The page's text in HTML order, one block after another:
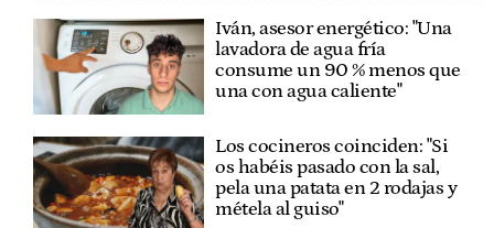
Iván, asesor energético: "Una
lavadora de agua fría
consume un 90 % menos que
una con agua caliente"
Los cocineros coinciden: "Si
os habéis pasado con la sal,
pela una patata en 2 rodajas y
métela al guiso"